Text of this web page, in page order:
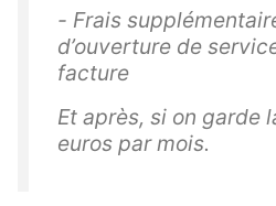
- Frais
d’ouverture de
facture
Et après, si on garde
euros par mois.